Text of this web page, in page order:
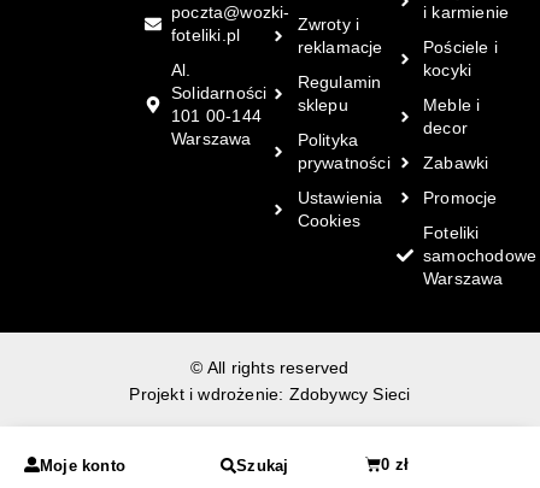
Moje konto Szukaj 0 zł
Zwroty i
reklamacje
Regulamin
sklepu
Polityka
prywatności
Ustawienia
Cookies
i karmienie
Pościele i
kocyki
Meble i
decor
Zabawki
Promocje
Foteliki
samochodowe
Warszawa
poczta@wozki-
foteliki.pl
Al.
Solidarności
101 00-144
Warszawa
© All rights reserved
Projekt i wdrożenie: Zdobywcy Sieci